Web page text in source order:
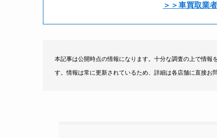
＞＞車買取業
本記事は公開時点の情報になります。十分な調査の上で情報
す。情報は常に更新されているため、詳細は各店舗に直接お